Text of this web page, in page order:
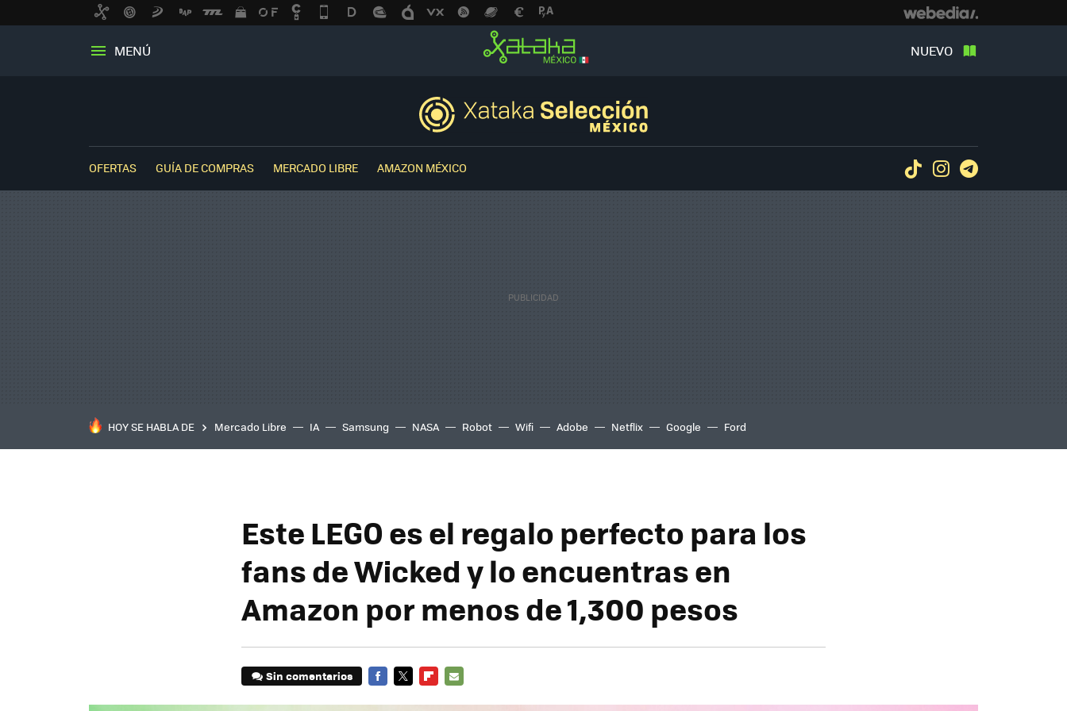
MENÚ NUEVO
OFERTAS GUÍA DE COMPRAS MERCADO LIBRE AMAZON MÉXICO TiktokInstagram
HOY SE HABLA DE Mercado Libre IA Samsung NASA Robot Wifi Adobe Netflix Google Ford
Este LEGO es el regalo perfecto para los
fans de Wicked y lo encuentras en
Amazon por menos de 1,300 pesos
Sin comentarios